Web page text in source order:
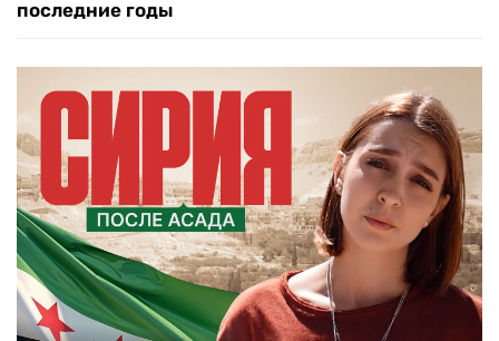
последние годы